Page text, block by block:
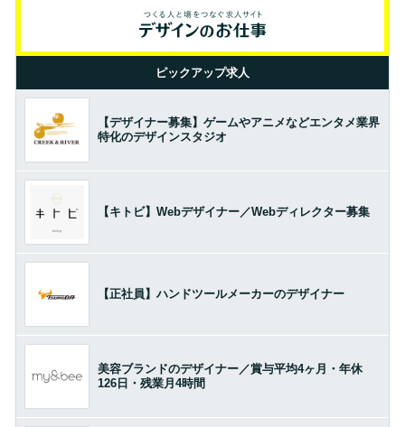
ピックアップ求人
【デザイナー募集】ゲームやアニメなどエンタメ業界
特化のデザインスタジオ
【キトビ】Webデザイナー／Webディレクター募集
【正社員】ハンドツールメーカーのデザイナー
美容ブランドのデザイナー／賞与平均4ヶ月・年休
126日・残業月4時間